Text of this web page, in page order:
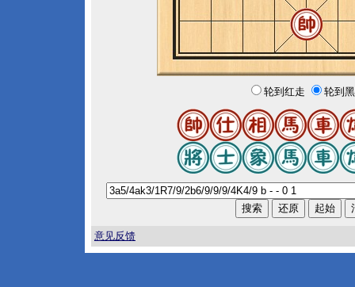
轮到红走 轮到
意见反馈